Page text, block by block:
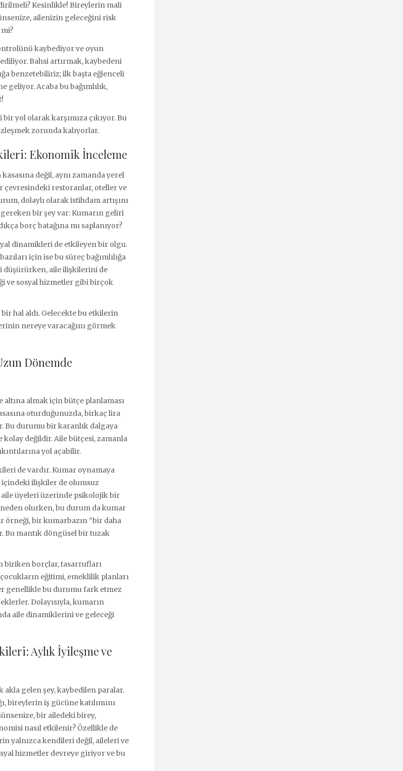
Kesinlikle! Bireylerin mali
ailenizin geleceğini risk
kaybediyor ve oyun
Bahsi artırmak, kaybedeni
benzetebiliriz; ilk başta eğlenceli
geliyor. Acaba bu bağımlılık,
yol olarak karşımıza çıkıyor. Bu
zorunda kalıyorlar.
Ekonomik İnceleme
değil, aynı zamanda yerel
çevresindeki restoranlar, oteller ve
dolaylı olarak istihdam artışını
bir şey var: Kumarın geliri
borç batağına mı saplanıyor?
dinamikleri de etkileyen bir olgu.
için ise bu süreç bağımlılığa
düşürürken, aile ilişkilerini de
ve sosyal hizmetler gibi birçok
hal aldı. Gelecekte bu etkilerin
nereye varacağını görmek
Dönemde
altına almak için bütçe planlaması
oturduğunuzda, birkaç lira
Bu durumu bir karanlık dalgaya
kolay değildir. Aile bütçesi, zamanla
yol açabilir.
de vardır. Kumar oynamaya
içindeki ilişkiler de olumsuz
aile üyeleri üzerinde psikolojik bir
olurken, bu durum da kumar
örneği, bir kumarbazın “bir daha
Bu mantık döngüsel bir tuzak
biriken borçlar, tasarrufları
eğitimi, emeklilik planları
genellikle bu durumu fark etmez
Dolayısıyla, kumarın
aile dinamiklerini ve geleceği
Aylık İyileşme ve
akla gelen şey, kaybedilen paralar.
bireylerin iş gücüne katılımını
bir ailedeki birey,
nasıl etkilenir? Özellikle de
yalnızca kendileri değil, aileleri ve
hizmetler devreye giriyor ve bu